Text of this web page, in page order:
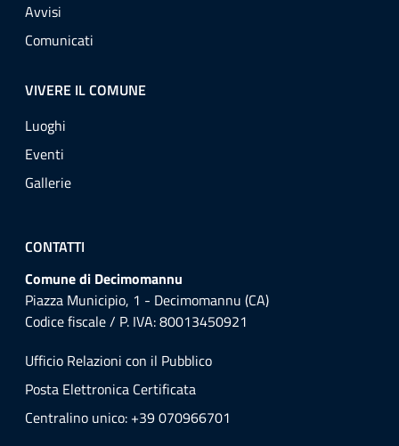
Avvisi
Comunicati
VIVERE IL COMUNE
Luoghi
Eventi
Gallerie
CONTATTI
Comune di Decimomannu
Piazza Municipio, 1 - Decimomannu (CA)
Codice fiscale / P. IVA: 80013450921
Ufficio Relazioni con il Pubblico
Posta Elettronica Certificata
Centralino unico: +39 070966701